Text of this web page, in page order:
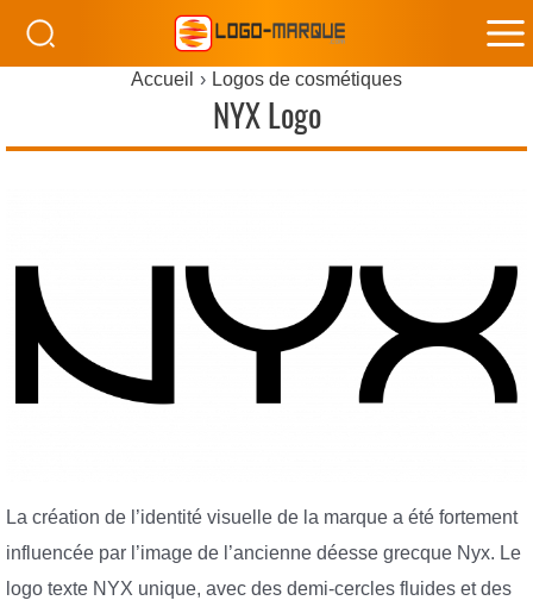
Accueil Logos de cosmétiques
NYX Logo
La création de l’identité visuelle de la marque a été fortement
influencée par l’image de l’ancienne déesse grecque Nyx. Le
logo texte NYX unique, avec des demi-cercles fluides et des